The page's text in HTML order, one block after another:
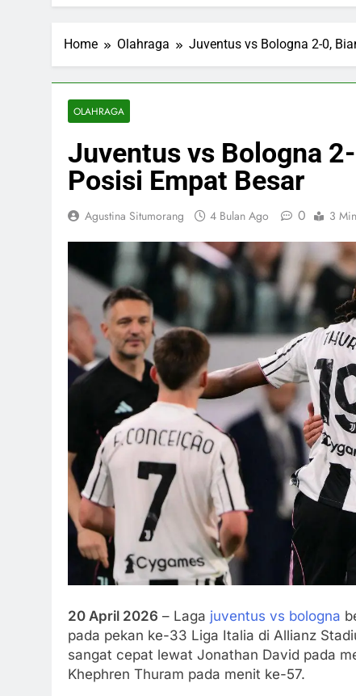
Home Olahraga Juventus vs Bologna 2-0,
OLAHRAGA
Juventus vs Bologna
Posisi Empat Besar
Agustina Situmorang 4 Bulan Ago 0 3
20 April 2026 – Laga juventus vs bologna
pada pekan ke-33 Liga Italia di Allianz
sangat cepat lewat Jonathan David pada
Khephren Thuram pada menit ke-57.